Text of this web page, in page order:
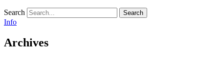
Search
Info
Archives